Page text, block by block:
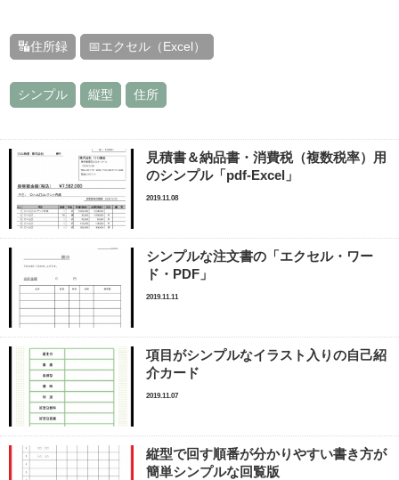
🔣住所録 📅エクセル（Excel）
シンプル 縦型 住所
見積書＆納品書・消費税（複数税率）用
のシンプル「pdf-Excel」
2019.11.08
シンプルな注文書の「エクセル・ワー
ド・PDF」
2019.11.11
項目がシンプルなイラスト入りの自己紹
介カード
2019.11.07
縦型で回す順番が分かりやすい書き方が
簡単シンプルな回覧版